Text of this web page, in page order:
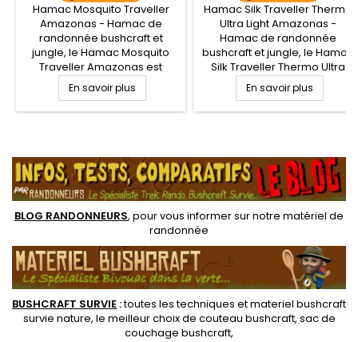
Hamac Mosquito Traveller
Amazonas - Hamac de
randonnée bushcraft et
jungle, le Hamac Mosquito
Traveller Amazonas est
complet car il comporte une
moustiquaire intégrée pour
la protection contre les
sans la moustiquaire, facile à
installer entre deux arbres
pour un bivouac léger
En savoir plus
Hamac Silk Traveller Thermo
Ultra Light Amazonas -
Hamac de randonnée
bushcraft et jungle, le Hamac
Silk Traveller Thermo Ultra
Light Amazonas est un
hamac pour la randonnée et
le bivouac nomade et léger. Il
tapis de sol de type trekking
et assurer un meilleur confort
de couchage, tout en étant
mieux isolé...
En savoir plus
BLOG RANDONNEURS, pour vous informer sur notre matériel de
randonnée
BUSHCRAFT SURVIE :toutes les techniques etmateriel bushcraft
survie nature, le meilleur choix de couteau bushcraft, sac de
couchage bushcraft,